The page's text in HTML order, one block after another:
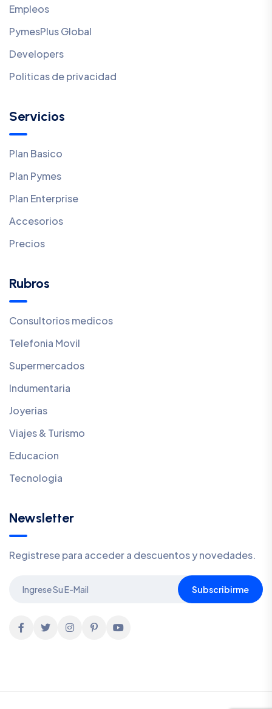
Empleos
PymesPlus Global
Developers
Politicas de privacidad
Servicios
Plan Basico
Plan Pymes
Plan Enterprise
Accesorios
Precios
Rubros
Consultorios medicos
Telefonia Movil
Supermercados
Indumentaria
Joyerias
Viajes & Turismo
Educacion
Tecnologia
Newsletter
Registrese para acceder a descuentos y novedades.
Subscribirme